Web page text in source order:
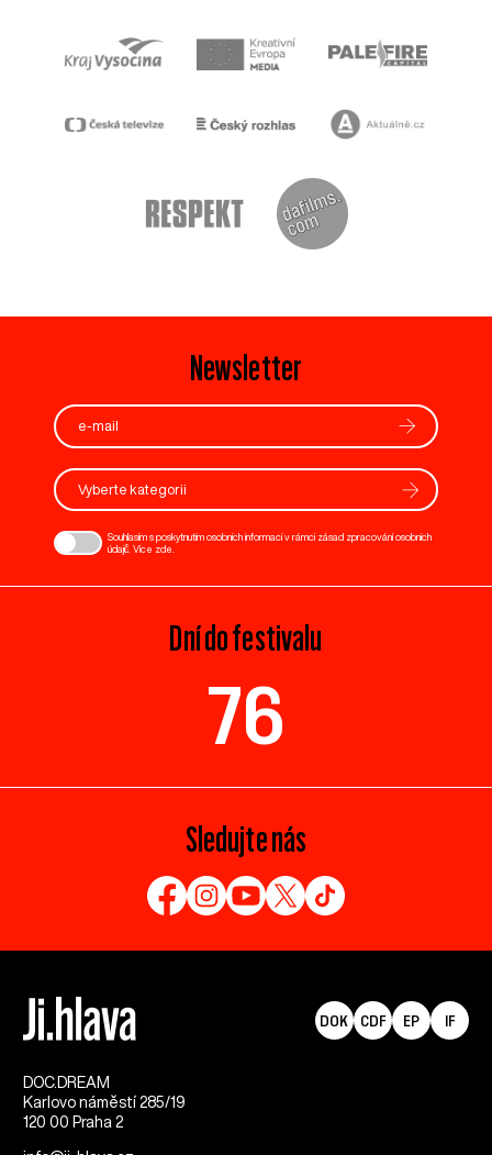
Newsletter
Vyberte kategorii
Souhlasím s poskytnutím osobních informací v rámci zásad zpracování osobních
údajů. Více zde
Dní do festivalu
76
Sledujte nás
DOC.DREAM​
Karlovo náměstí 285/19
120 00 Praha 2
DOK CDF EP IF